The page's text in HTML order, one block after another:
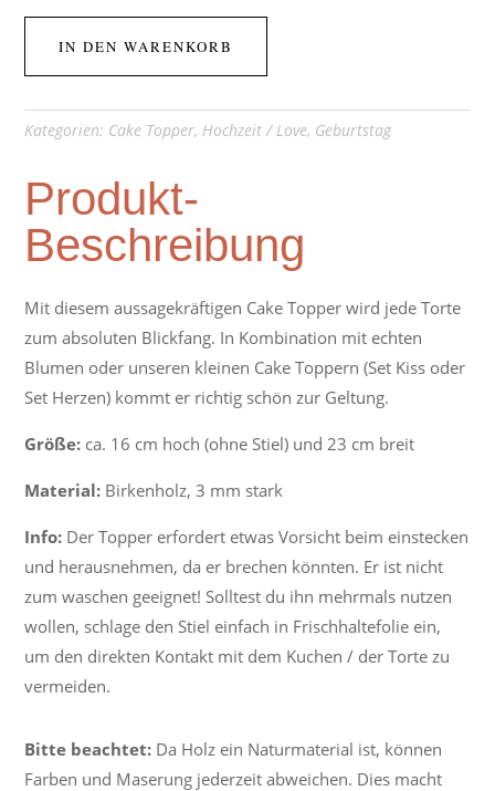
IN DEN WARENKORB
Kategorien: Cake Topper, Hochzeit / Love, Geburtstag
Produkt-
Beschreibung
Mit diesem aussagekräftigen Cake Topper wird jede Torte
zum absoluten Blickfang. In Kombination mit echten
Blumen oder unseren kleinen Cake Toppern (Set Kiss oder
Set Herzen) kommt er richtig schön zur Geltung.
Größe: ca. 16 cm hoch (ohne Stiel) und 23 cm breit
Material: Birkenholz, 3 mm stark
Info: Der Topper erfordert etwas Vorsicht beim einstecken
und herausnehmen, da er brechen könnten. Er ist nicht
zum waschen geeignet! Solltest du ihn mehrmals nutzen
wollen, schlage den Stiel einfach in Frischhaltefolie ein,
um den direkten Kontakt mit dem Kuchen / der Torte zu
vermeiden.
Bitte beachtet: Da Holz ein Naturmaterial ist, können
Farben und Maserung jederzeit abweichen. Dies macht